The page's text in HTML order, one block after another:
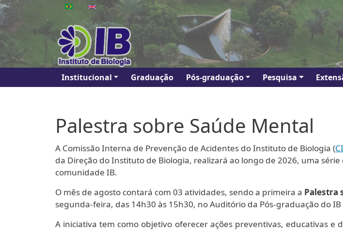
Pular para o conteúdo principal
Main navigation
Institucional Graduação Pós-graduação Pesquisa
Palestra sobre Saúde Mental
A Comissão Interna de Prevenção de Acidentes do Instituto de Biologia (
da Direção do Instituto de Biologia, realizará ao longo de 2026, uma
comunidade IB.
O mês de agosto contará com 03 atividades, sendo a primeira a Palestra
segunda-feira, das 14h30 às 15h30, no Auditório da Pós-graduação do IB
A iniciativa tem como objetivo oferecer ações preventivas, educativas